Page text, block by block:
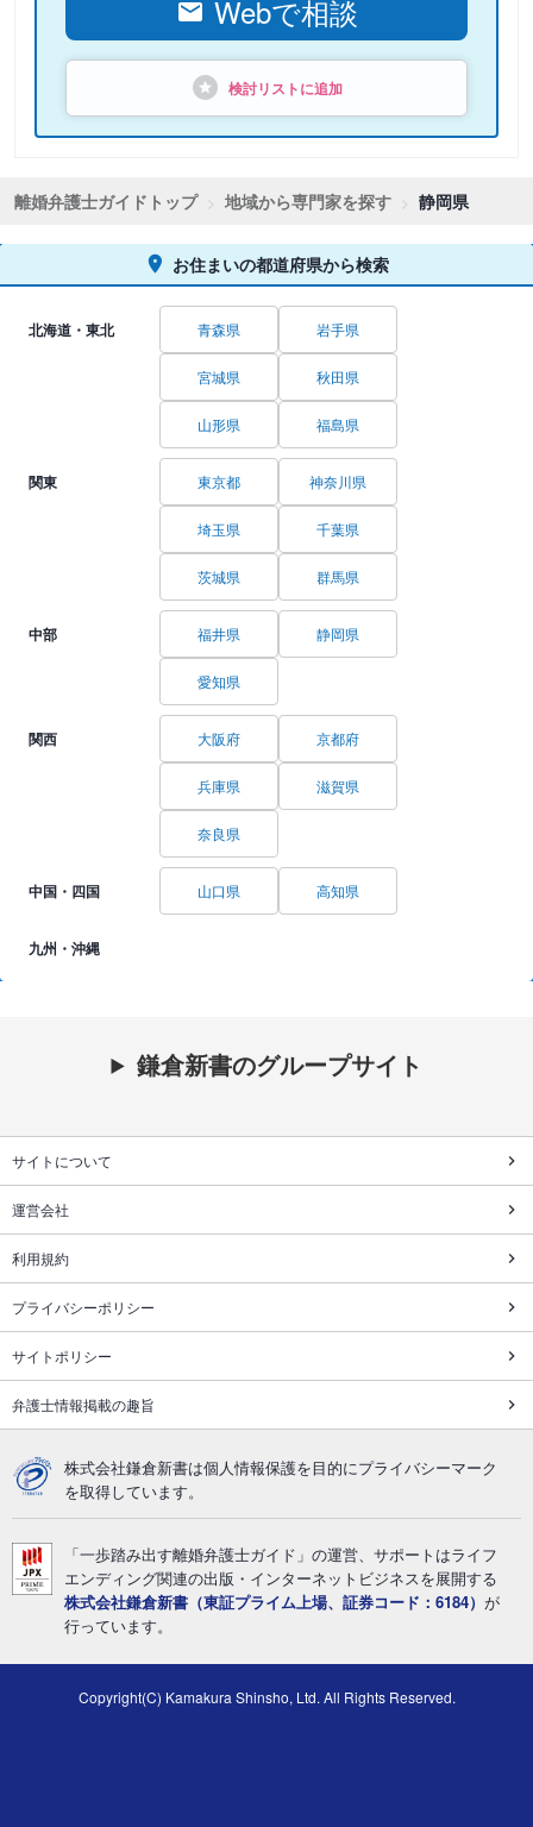
Webで相談
検討リストに追加
離婚弁護士ガイドトップ 地域から専門家を探す 静岡県
お住まいの都道府県から検索
北海道・東北 青森県 岩手県
宮城県 秋田県
山形県 福島県
関東 東京都 神奈川県
埼玉県 千葉県
茨城県 群馬県
中部 福井県 静岡県
愛知県
関西 大阪府 京都府
兵庫県 滋賀県
奈良県
中国・四国 山口県 高知県
九州・沖縄
鎌倉新書のグループサイト
サイトについて
運営会社
利用規約
プライバシーポリシー
サイトポリシー
弁護士情報掲載の趣旨
株式会社鎌倉新書は個人情報保護を目的にプライバシーマーク
を取得しています。
「一歩踏み出す離婚弁護士ガイド」の運営、サポートはライフ
エンディング関連の出版・インターネットビジネスを展開する
株式会社鎌倉新書（東証プライム上場、証券コード：6184） が
行っています。
Copyright(C) Kamakura Shinsho, Ltd. All Rights Reserved.